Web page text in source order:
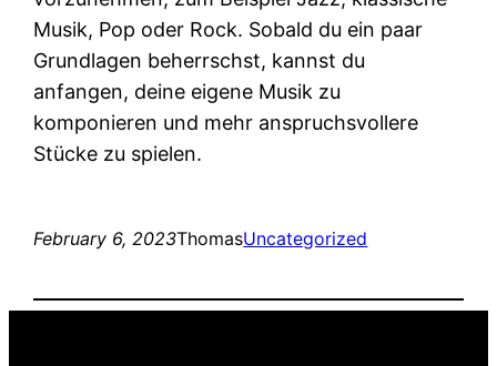
Musik, Pop oder Rock. Sobald du ein paar
Grundlagen beherrschst, kannst du
anfangen, deine eigene Musik zu
komponieren und mehr anspruchsvollere
Stücke zu spielen.
February 6, 2023ThomasUncategorized